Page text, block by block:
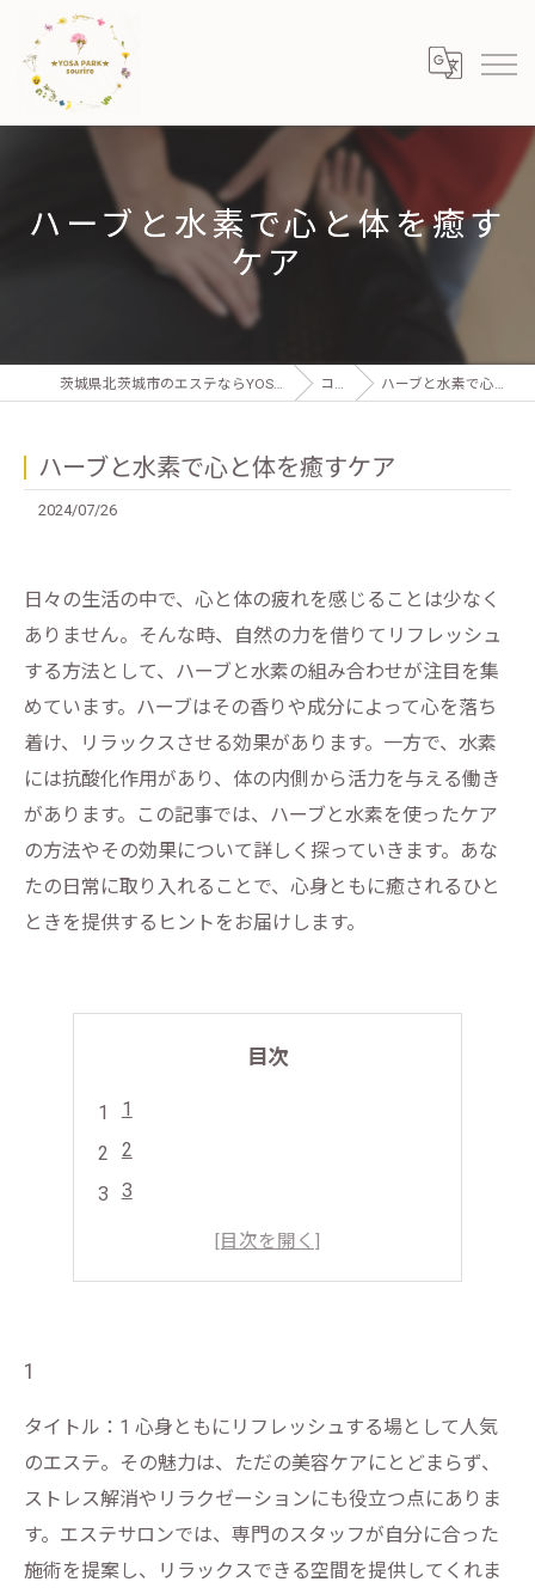
ハーブと水素で心と体を癒す
ケア
茨城県北茨城市のエステならYOSA PARK sourire 北茨城店 コラム ハーブと水素で心と体を癒すケア
ハーブと水素で心と体を癒すケア
2024/07/26
日々の生活の中で、心と体の疲れを感じることは少なく
ありません。そんな時、自然の力を借りてリフレッシュ
する方法として、ハーブと水素の組み合わせが注目を集
めています。ハーブはその香りや成分によって心を落ち
着け、リラックスさせる効果があります。一方で、水素
には抗酸化作用があり、体の内側から活力を与える働き
があります。この記事では、ハーブと水素を使ったケア
の方法やその効果について詳しく探っていきます。あな
たの日常に取り入れることで、心身ともに癒されるひと
ときを提供するヒントをお届けします。
目次
1
2
3
1
タイトル：1 心身ともにリフレッシュする場として人気
のエステ。その魅力は、ただの美容ケアにとどまらず、
ストレス解消やリラクゼーションにも役立つ点にありま
す。エステサロンでは、専門のスタッフが自分に合った
施術を提案し、リラックスできる空間を提供してくれま